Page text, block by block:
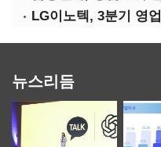
LG이노텍, 3분기 영
뉴스리듬